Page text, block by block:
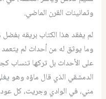
وثمانينات القرن الماضي.
لم يفقد هذا الكتاب بريقه بفضل
وما يوثق له من أحداث لم
على الأحداث بل تركها تنساب
الدمشقي الذي قال ماؤه وهو
مني، في الوادي وجريت، كل